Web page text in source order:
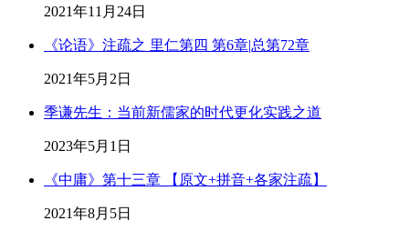
2021年11月24日
《论语》注疏之 里仁第四 第6章|总第72章
2021年5月2日
季谦先生：当前新儒家的时代更化实践之道
2023年5月1日
《中庸》第十三章 【原文+拼音+各家注疏】
2021年8月5日